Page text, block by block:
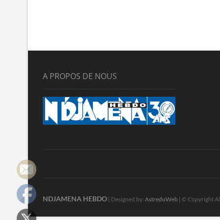
A PROPOS DE NOUS
NDJAMENA HEBDO | Designed by: AstreduWeb | © Copyright